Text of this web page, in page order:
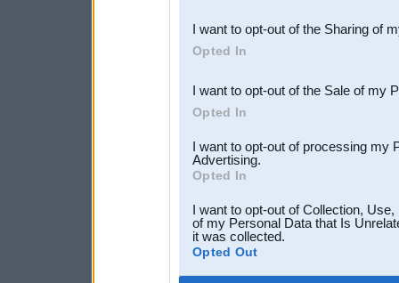
Downstream Participants
third parties.
I want to opt-out of the Sharing of
Opted In
I want to opt-out of the Sale of my
Opted In
I want to opt-out of processing my
Advertising.
Opted In
I want to opt-out of Collection,
of my Personal Data that Is
it was collected.
Opted Out